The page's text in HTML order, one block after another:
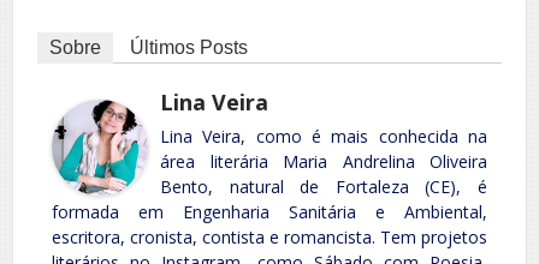
Sobre Últimos Posts
Lina Veira
Lina Veira, como é mais conhecida na
área literária Maria Andrelina Oliveira
Bento, natural de Fortaleza (CE), é
formada em Engenharia Sanitária e Ambiental,
escritora, cronista, contista e romancista. Tem projetos